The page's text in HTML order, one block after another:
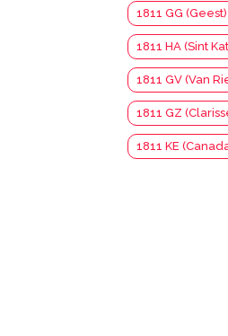
1811 GG (Geest)
1811 HA (Sint
1811 GV (Van
1811 GZ
1811 KE